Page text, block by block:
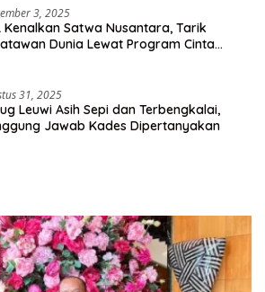
3, 2025
Kenalkan Satwa Nusantara, Tarik
Dunia Lewat Program Cinta
31, 2025
Leuwi Asih Sepi dan Terbengkalai,
Jawab Kades Dipertanyakan